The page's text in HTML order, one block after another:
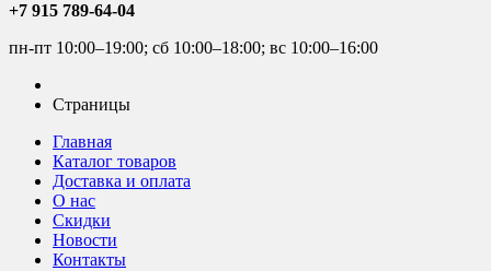
+7 915 789-64-04
пн-пт 10:00–19:00; сб 10:00–18:00; вс 10:00–16:00
Страницы
Главная
Каталог товаров
Доставка и оплата
О нас
Скидки
Новости
Контакты